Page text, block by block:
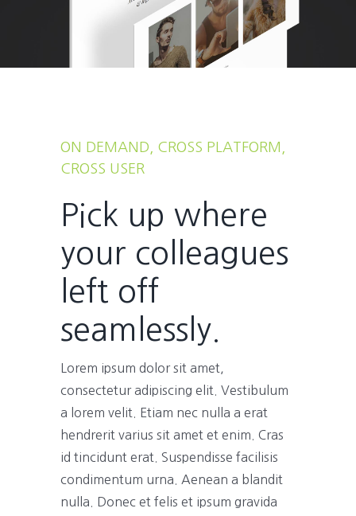
ON DEMAND, CROSS PLATFORM,
CROSS USER
Pick up where
your colleagues
left off
seamlessly.
Lorem ipsum dolor sit amet,
consectetur adipiscing elit. Vestibulum
a lorem velit. Etiam nec nulla a erat
hendrerit varius sit amet et enim. Cras
id tincidunt erat. Suspendisse facilisis
condimentum urna. Aenean a blandit
nulla. Donec et felis et ipsum gravida